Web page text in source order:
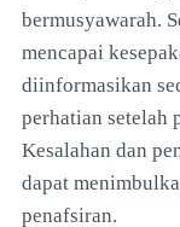
bermusyawarah.
mencapai
diinformasikan
perhatian setelah
Kesalahan dan
dapat
penafsiran.